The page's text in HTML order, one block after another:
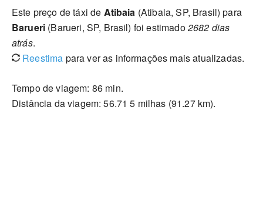
Este preço de táxi de Atibaia (Atibaia, SP, Brasil) para
Barueri (Barueri, SP, Brasil) foi estimado2682 dias
atrás.
Reestima para ver as informações mais atualizadas.
Tempo de viagem: 86 min.
Distância da viagem: 56.71 5 milhas (91.27 km).